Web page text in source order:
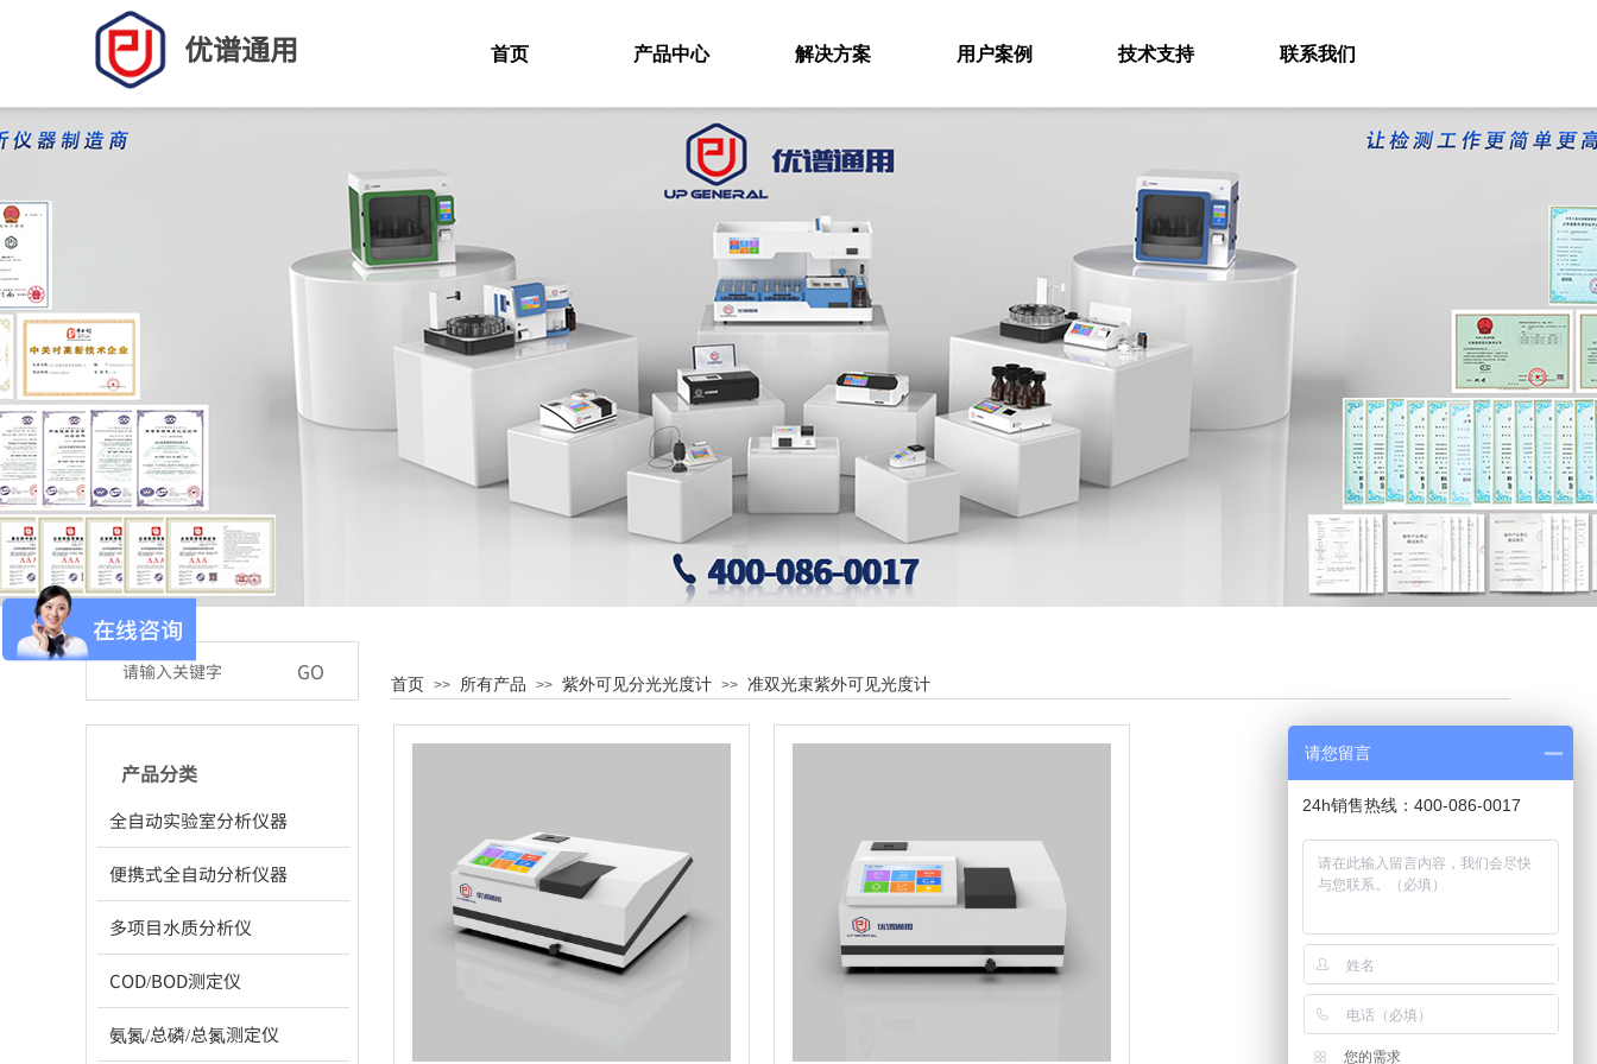
产品中心
致力于推动分析检测工作智能化、自动化和安全化的高新技术企业
GO 首页 >> 所有产品 >> 紫外可见分光光度计 >> 准双光束紫外可见光度计
产品分类
全自动实验室分析仪器
便携式全自动分析仪器
多项目水质分析仪
COD/BOD测定仪
氨氮/总磷/总氮测定仪
优谱通用 首页 产品中心 解决方案 用户案例 技术支持 联系我们
请您留言
24h销售热线：400-086-0017
您的需求